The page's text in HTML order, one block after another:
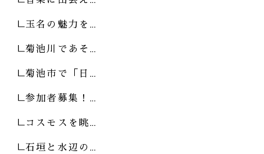
玉名の魅力を…
菊池川であそ…
菊池市で「日…
参加者募集！…
コスモスを眺…
石垣と水辺の…